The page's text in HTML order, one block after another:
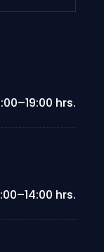
hrs.
hrs.